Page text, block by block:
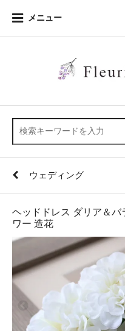
メニュー
ウェディング
ヘッドドレス ダリア＆バ
ワー 造花